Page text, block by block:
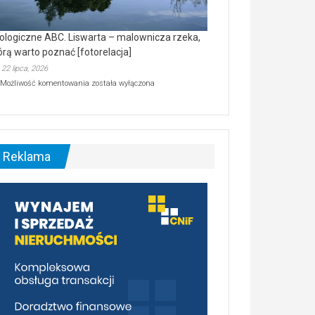
ABC. Liswarta – malownicza rzeka,
warto poznać [fotorelacja]
22 lipca, 2026
Możliwość komentowania Ekologiczne
–
malownicza
[fotorelacja]
została wyłączona
Reklama